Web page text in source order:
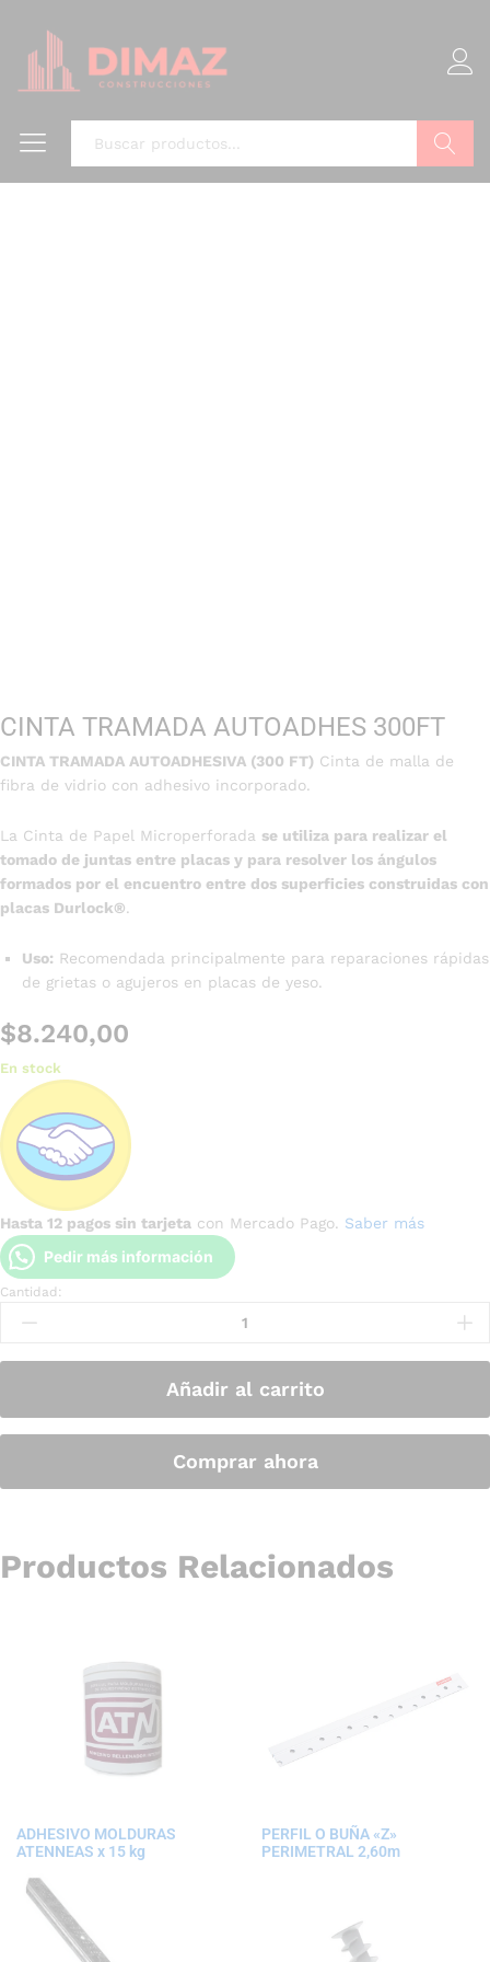
CINTA TRAMADA AUTOADHES 300FT
CINTA TRAMADA AUTOADHESIVA (300 FT) Cinta de malla de
fibra de vidrio con adhesivo incorporado.
La Cinta de Papel Microperforada se utiliza para realizar el
tomado de juntas entre placas y para resolver los ángulos
formados por el encuentro entre dos superficies construidas con
placas Durlock®.
Uso: Recomendada principalmente para reparaciones rápidas
de grietas o agujeros en placas de yeso.
$8.240,00
En stock
Hasta 12 pagos sin tarjeta con Mercado Pago. Saber más
Pedir más información
Cantidad:
Añadir al carrito
Comprar ahora
Productos Relacionados
ADHESIVO MOLDURAS
ATENNEAS x 15 kg
PERFIL O BUÑA «Z»
PERIMETRAL 2,60m